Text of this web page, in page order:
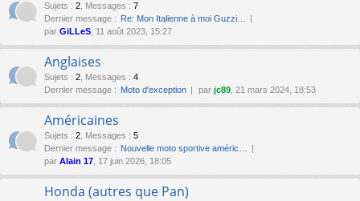
Sujets : 2 Messages : 7
Dernier message : Re: Mon Italienne à moi Guzzi…
par GiLLeS , 11 août 2023, 15:27
Anglaises
Sujets : 2 Messages : 4
Dernier message : Moto d'exception par jc89 , 21 mars 2024, 18:53
Américaines
Sujets : 2 Messages : 5
Dernier message : Nouvelle moto sportive améric…
par Alain 17 , 17 juin 2026, 18:05
Honda (autres que Pan)